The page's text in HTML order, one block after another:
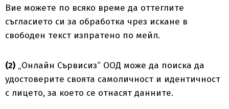
Вие можете по всяко време да оттеглите
съгласието си за обработка чрез искане в
свободен текст изпратено по мейл.
(2) „Онлайн Сървисиз“ ООД може да поиска да
удостоверите своята самоличност и идентичност
с лицето, за което се отнасят данните.